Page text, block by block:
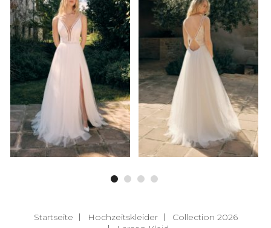
Startseite Hochzeitskleider
Collection 2026